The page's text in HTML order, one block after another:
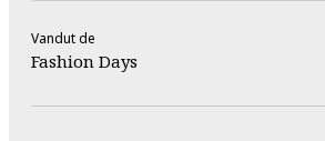
Vandut de
Fashion Days